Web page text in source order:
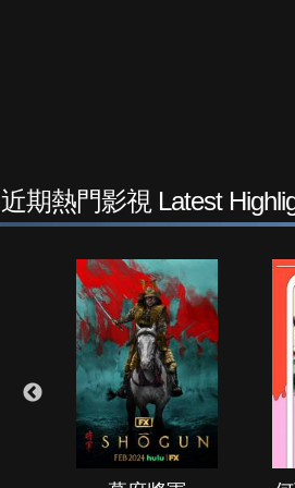
近期熱門影視 Latest